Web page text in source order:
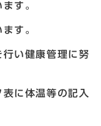
す。
す。
い健康管理に努
に体温等の記入